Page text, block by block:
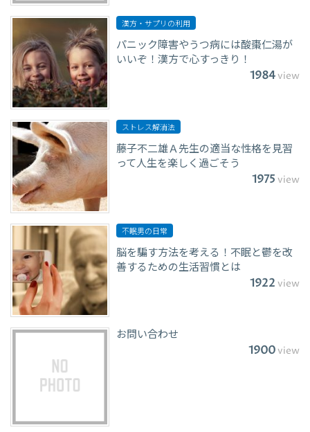
漢方・サプリの利用
パニック障害やうつ病には酸棗仁湯が
いいぞ！漢方で心すっきり！
1984view
ストレス解消法
藤子不二雄Ａ先生の適当な性格を見習
って人生を楽しく過ごそう
1975 view
不眠男の日常
脳を騙す方法を考える！不眠と鬱を改
善するための生活習慣とは
1922 view
お問い合わせ
1900view